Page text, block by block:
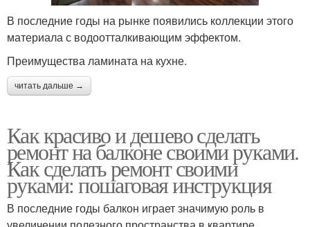
В последние годы на рынке появились коллекции этого
материала с водоотталкивающим эффектом.
Преимущества ламината на кухне.
читать дальше →
Как красиво и дешево сделать
ремонт на балконе своими руками.
Как сделать ремонт своими
руками: пошаговая инструкция
В последние годы балкон играет значимую роль в